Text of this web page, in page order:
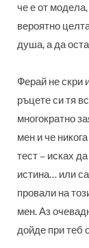
че е от
вероятно
душа, а да
Ферай не скри
ръцете си тя
многократно
мен и че
тест – исках
истина… или
провали на
мен. Аз
дойде при теб